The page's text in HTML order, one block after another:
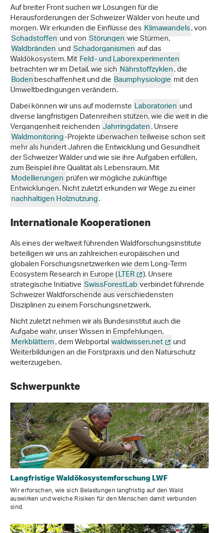
Auf breiter Front suchen wir Lösungen für die
Herausforderungen der Schweizer Wälder von heute und
morgen. Wir erkunden die Einflüsse desKlimawandels, von
Schadstoffen und vonStörungenwie Stürmen,
Waldbränden undSchadorganismenauf das
Waldökosystem. MitFeld- und Laborexperimenten
betrachten wir im Detail, wie sich Nährstoffzyklen, die
Bodenbeschaffenheit und die Baumphysiologie mit den
Umweltbedingungen verändern.
Dabei können wir uns auf modernste Laboratorien und
diverse langfristigen Datenreihen stützen, wie die weit in die
Vergangenheit reichendenJahrringdaten. Unsere
Waldmonitoring-Projekte überwachen teilweise schon seit
mehr als hundert Jahren die Entwicklung und Gesundheit
der Schweizer Wälder und wie sie ihre Aufgaben erfüllen,
zum Beispiel ihre Qualität als Lebensraum. Mit
Modellierungen prüfen wir mögliche zukünftige
Entwicklungen. Nicht zuletzt erkunden wir Wege zu einer
nachhaltigen Holznutzung.
Internationale Kooperationen
Als eines der weltweit führenden Waldforschungsinstitute
beteiligen wir uns an zahlreichen europäischen und
globalen Forschungsnetzwerken wie dem Long-Term
Ecosystem Research in Europe (LTER ). Unsere
strategische InitiativeSwissForestLabverbindet führende
Schweizer Waldforschende aus verschiedensten
Disziplinen zu einem Forschungsnetzwerk.
Nicht zuletzt nehmen wir als Bundesinstitut auch die
Aufgabe wahr, unser Wissen in Empfehlungen,
Merkblättern, dem Webportalwaldwissen.net und
Weiterbildungen an die Forstpraxis und den Naturschutz
weiterzugeben.
Schwerpunkte
Langfristige Waldökosystemforschung LWF
Wir erforschen, wie sich Belastungen langfristig auf den Wald
auswirken und welche Risiken für den Menschen damit verbunden
sind.